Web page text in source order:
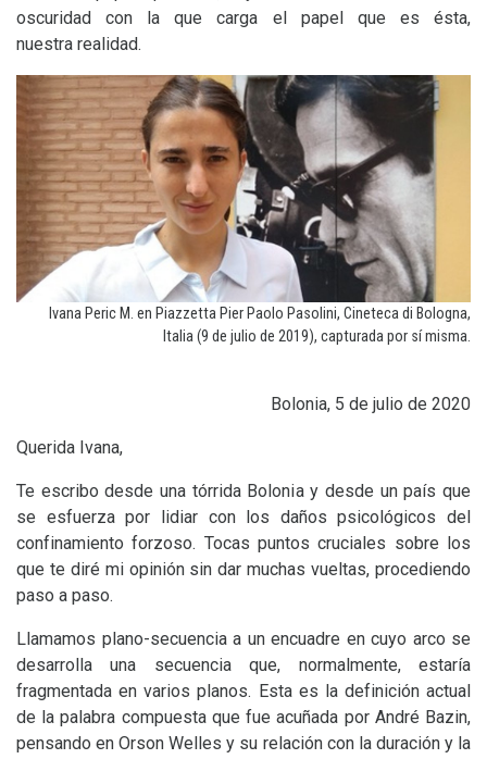
oscuridad con la que carga el papel que es ésta,
nuestra realidad.
Ivana Peric M. en Piazzetta Pier Paolo Pasolini, Cineteca di Bologna,
Italia (9 de julio de 2019), capturada por sí misma.
Bolonia, 5 de julio de 2020
Querida Ivana,
Te escribo desde una tórrida Bolonia y desde un país que
se esfuerza por lidiar con los daños psicológicos del
confinamiento forzoso. Tocas puntos cruciales sobre los
que te diré mi opinión sin dar muchas vueltas, procediendo
paso a paso.
Llamamos plano-secuencia a un encuadre en cuyo arco se
desarrolla una secuencia que, normalmente, estaría
fragmentada en varios planos. Esta es la definición actual
de la palabra compuesta que fue acuñada por André Bazin,
pensando en Orson Welles y su relación con la duración y la